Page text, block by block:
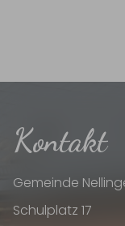
Kontakt
Gemeinde
Schulplatz 17